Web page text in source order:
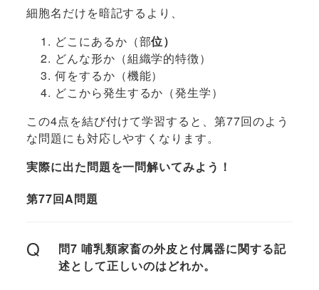
細胞名だけを暗記するより、
どこにあるか（部位）
どんな形か（組織学的特徴）
何をするか（機能）
どこから発生するか（発生学）
この4点を結び付けて学習すると、第77回のよう
な問題にも対応しやすくなります。
実際に出た問題を一問解いてみよう！
第77回A問題
Q
問7 哺乳類家畜の外皮と付属器に関する記
述として正しいのはどれか。